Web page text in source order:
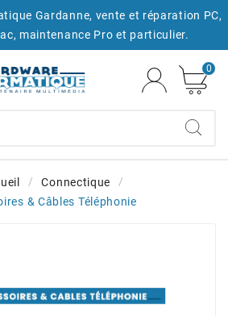
Gardanne, vente et réparation PC,
maintenance Pro et particulier.
0
Connectique
& Câbles Téléphonie